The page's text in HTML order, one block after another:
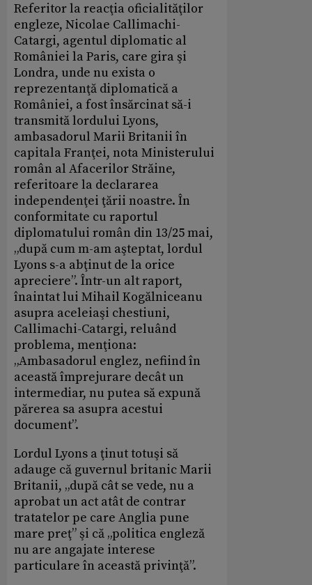
Referitor la reacţia oficialităţilor
engleze, Nicolae Callimachi-
Catargi, agentul diplomatic al
României la Paris, care gira şi
Londra, unde nu exista o
reprezentanţă diplomatică a
României, a fost însărcinat să-i
transmită lordului Lyons,
ambasadorul Marii Britanii în
capitala Franţei, nota Ministerului
român al Afacerilor Străine,
referitoare la declararea
independenţei ţării noastre. În
conformitate cu raportul
diplomatului român din 13/25 mai,
„după cum m-am aşteptat, lordul
Lyons s-a abţinut de la orice
apreciere”. Într-un alt raport,
înaintat lui Mihail Kogălniceanu
asupra aceleiaşi chestiuni,
Callimachi-Catargi, reluând
problema, menţiona:
„Ambasadorul englez, nefiind în
această împrejurare decât un
intermediar, nu putea să expună
părerea sa asupra acestui
document”.
Lordul Lyons a ţinut totuşi să
adauge că guvernul britanic Marii
Britanii, „după cât se vede, nu a
aprobat un act atât de contrar
tratatelor pe care Anglia pune
mare preţ” şi că „politica engleză
nu are angajate interese
particulare în această privinţă”.